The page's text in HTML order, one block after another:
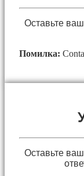
Оставьте
Помилка:
Оставьте